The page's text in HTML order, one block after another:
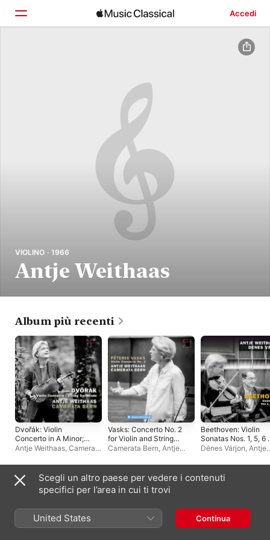
Accedi
VIOLINO · 1966
Antje Weithaas
Album più recenti
Dvořák: Violin
Concerto in A Minor;
Serenade for Strings
Antje Weithaas, Camerata
Vasks: Concerto No. 2
for Violin and String
Orchestra "In Evening
Camerata Bern, Antje
Beethoven: Violin
Sonatas Nos. 1, 5, 6
10
Dénes Várjon, Antje
Album live
Scegli un altro paese per vedere i contenuti
specifici per l’area in cui ti trovi
United States Continua